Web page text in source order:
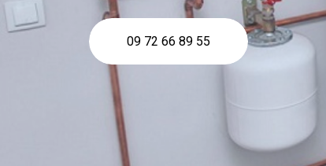
09 72 66 89 55